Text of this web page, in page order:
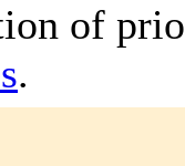
of
.